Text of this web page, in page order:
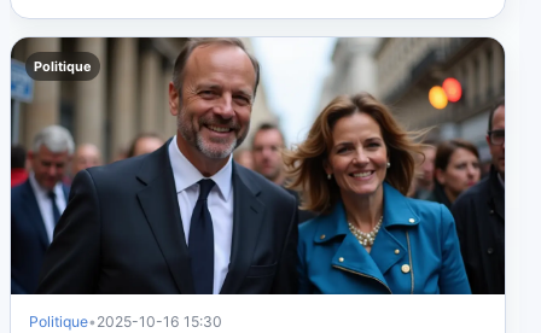
Politique
Politique• 2025-10-16 15:30